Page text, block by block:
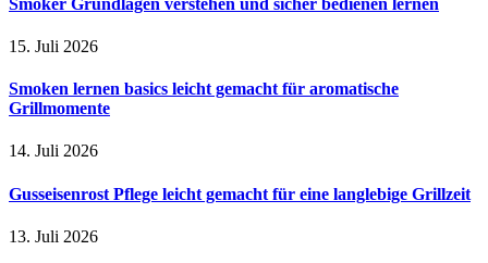
15. Juli 2026
Smoken lernen basics leicht gemacht für aromatische
Grillmomente
14. Juli 2026
Gusseisenrost Pflege leicht gemacht für eine langlebige Grillzeit
13. Juli 2026